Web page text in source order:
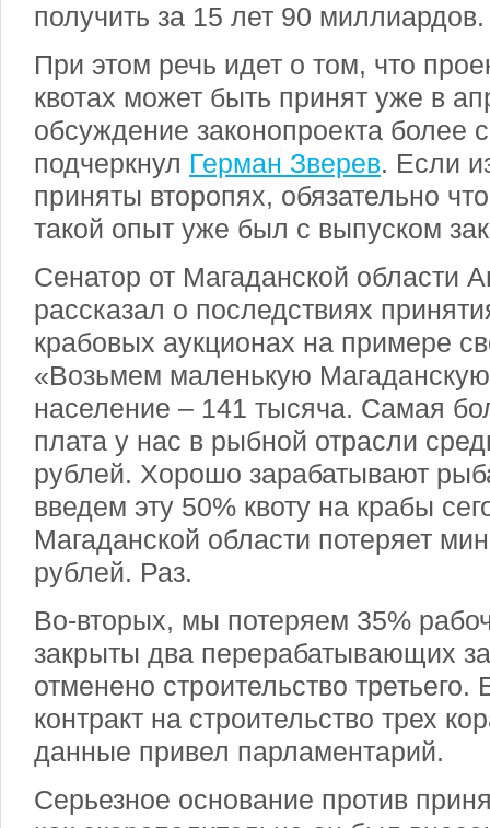
получить за 15 лет 90 миллиардов.
При этом речь идет о том, что
квотах может быть принят уже в
обсуждение законопроекта более
подчеркнул Герман Зверев. Если
приняты второпях, обязательно
такой опыт уже был с выпуском
Сенатор от Магаданской области
рассказал о последствиях
крабовых аукционах на примере
«Возьмем маленькую
население – 141 тысяча. Самая
плата у нас в рыбной отрасли
рублей. Хорошо зарабатывают
введем эту 50% квоту на крабы
Магаданской области потеряет
рублей. Раз.
Во-вторых, мы потеряем 35%
закрыты два перерабатывающих
отменено строительство третьего.
контракт на строительство трех
данные привел парламентарий.
Серьезное основание против